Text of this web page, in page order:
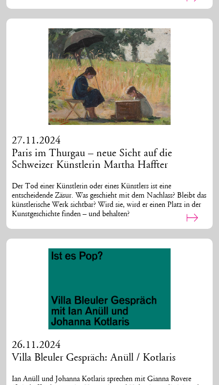
27.11.2024
Paris im Thurgau – neue Sicht auf die
Schweizer Künstlerin Martha Haffter
Der Tod einer Künstlerin oder eines Künstlers ist eine
entscheidende Zäsur. Was geschieht mit dem Nachlass? Bleibt das
künstlerische Werk sichtbar? Wird sie, wird er einen Platz in der
Kunstgeschichte finden – und behalten?
26.11.2024
Villa Bleuler Gespräch: Anüll / Kotlaris
Ian Anüll und Johanna Kotlaris sprechen mit Gianna Rovere